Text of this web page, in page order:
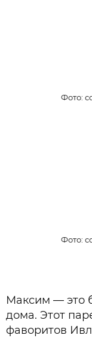
Фото:
Фото:
Максим — это
дома. Этот
фаворитов